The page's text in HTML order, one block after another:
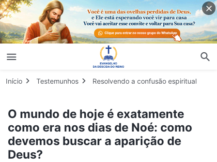
Início Testemunhos Resolvendo a confusão espiritual
O mundo de hoje é exatamente
como era nos dias de Noé: como
devemos buscar a aparição de
Deus?